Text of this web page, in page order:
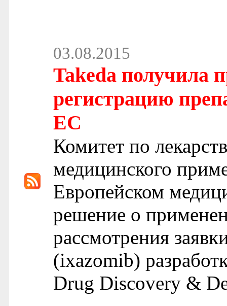
03.08.2015
Takeda получила
регистрацию
ЕС
Комитет по
медицинского
Европейском
решение о
рассмотрения
(ixazomib)
Drug Discovery &